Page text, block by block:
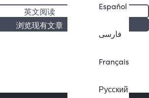
Español
فارسی
Français
Русский
英文阅读
浏览现有文章